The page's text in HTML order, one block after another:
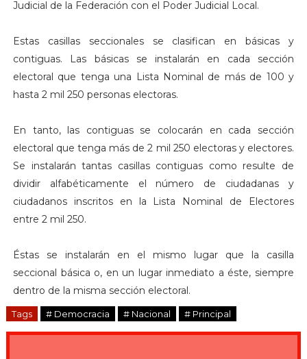
Judicial de la Federación con el Poder Judicial Local.
Estas casillas seccionales se clasifican en básicas y
contiguas. Las básicas se instalarán en cada sección
electoral que tenga una Lista Nominal de más de 100 y
hasta 2 mil 250 personas electoras.
En tanto, las contiguas se colocarán en cada sección
electoral que tenga más de 2 mil 250 electoras y electores.
Se instalarán tantas casillas contiguas como resulte de
dividir alfabéticamente el número de ciudadanas y
ciudadanos inscritos en la Lista Nominal de Electores
entre 2 mil 250.
Éstas se instalarán en el mismo lugar que la casilla
seccional básica o, en un lugar inmediato a éste, siempre
dentro de la misma sección electoral.
Tags # Democracia # Nacional # Principal